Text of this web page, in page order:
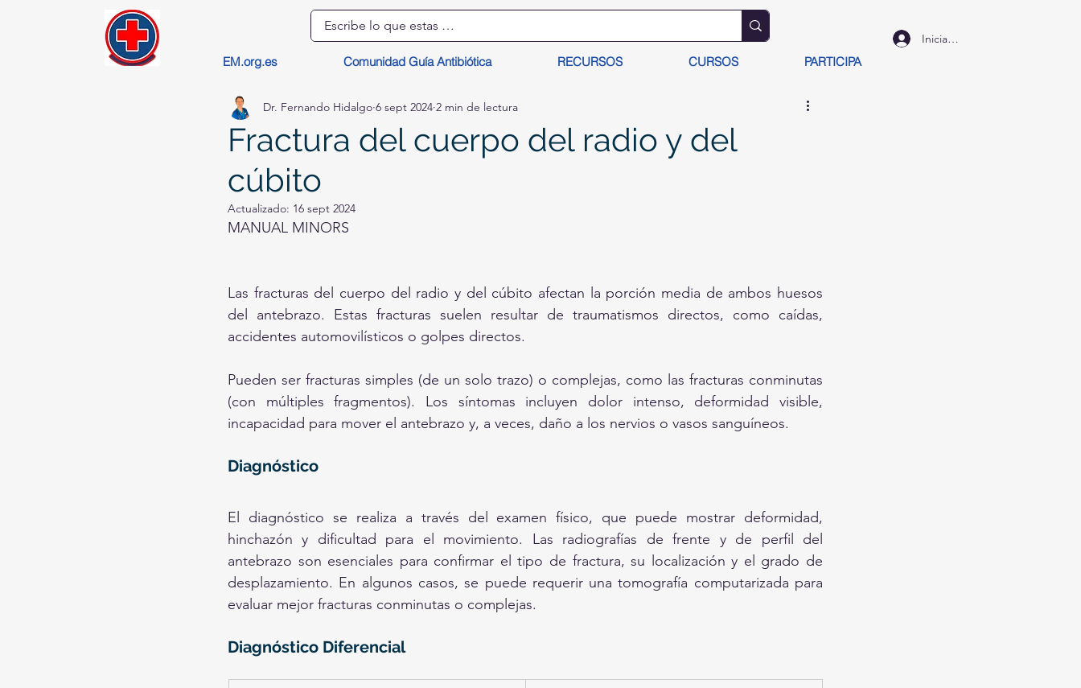
EM.org.es Comunidad Guía Antibiótica RECURSOS CURSOS PARTICIPA
Iniciar sesión
Fractura del cuerpo del radio y del
cúbito
Dr. Fernando Hidalgo 6 sept 2024 2 min de lectura
Actualizado: 16 sept 2024
MANUAL MINORS
Las fracturas del cuerpo del radio y del cúbito afectan la porción media de ambos huesos
del antebrazo. Estas fracturas suelen resultar de traumatismos directos, como caídas,
accidentes automovilísticos o golpes directos.
Pueden ser fracturas simples (de un solo trazo) o complejas, como las fracturas conminutas
(con múltiples fragmentos). Los síntomas incluyen dolor intenso, deformidad visible,
incapacidad para mover el antebrazo y, a veces, daño a los nervios o vasos sanguíneos.
Diagnóstico
El diagnóstico se realiza a través del examen físico, que puede mostrar deformidad,
hinchazón y dificultad para el movimiento. Las radiografías de frente y de perfil del
antebrazo son esenciales para confirmar el tipo de fractura, su localización y el grado de
desplazamiento. En algunos casos, se puede requerir una tomografía computarizada para
evaluar mejor fracturas conminutas o complejas.
Diagnóstico Diferencial